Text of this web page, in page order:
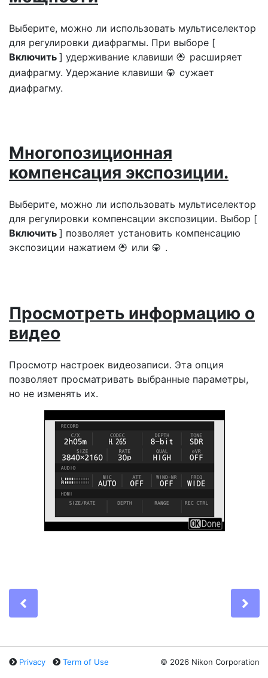
Выберите, можно ли использовать мультиселектор
для регулировки диафрагмы. При выборе [
Включить ] удерживание клавиши 1 расширяет
диафрагму. Удержание клавиши 3 сужает
диафрагму.
Многопозиционная
компенсация экспозиции.
Выберите, можно ли использовать мультиселектор
для регулировки компенсации экспозиции. Выбор [
Включить ] позволяет установить компенсацию
экспозиции нажатием 1 или 3 .
Просмотреть информацию о
видео
Просмотр настроек видеозаписи. Эта опция
позволяет просматривать выбранные параметры,
но не изменять их.
Privacy Term of Use © 2026 Nikon Corporation